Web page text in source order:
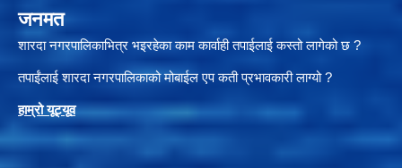
जनमत
शारदा नगरपालिकाभित्र भइरहेका काम कार्वाही तपाईलाई कस्तो लागेको छ ?
तपाईंलाई शारदा नगरपालिकाको मोबाईल एप कती प्रभावकारी लाग्यो ?
हाम्रो यूट्यूव